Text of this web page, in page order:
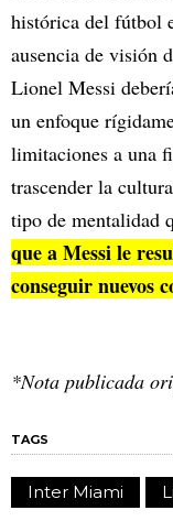
histórica del fútbol
ausencia de visión
Lionel Messi
un enfoque
limitaciones a una
trascender la
tipo de mentalidad
que a Messi le
conseguir nuevos
*Nota publicada
TAGS
Inter Miami